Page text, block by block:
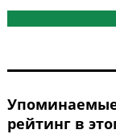
рейтинг в